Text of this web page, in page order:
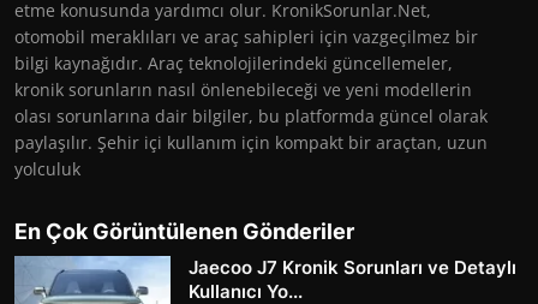
etme konusunda yardımcı olur. KronikSorunlar.Net,
otomobil meraklıları ve araç sahipleri için vazgeçilmez bir
bilgi kaynağıdır. Araç teknolojilerindeki güncellemeler,
kronik sorunların nasıl önlenebileceği ve yeni modellerin
olası sorunlarına dair bilgiler, bu platformda güncel olarak
paylaşılır. Şehir içi kullanım için kompakt bir araçtan, uzun
yolculuk
En Çok Görüntülenen Gönderiler
Jaecoo J7 Kronik Sorunları ve Detaylı
Kullanıcı Yo...